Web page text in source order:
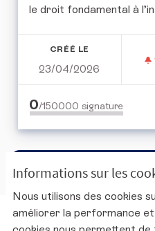
Informations sur les
Nous utilisons des cookies
améliorer la performance
le droit fondamental à
CRÉÉ LE
23/04/2026
0/150000 signature
Accéder à la corbeille
Charte d'utilisation de la